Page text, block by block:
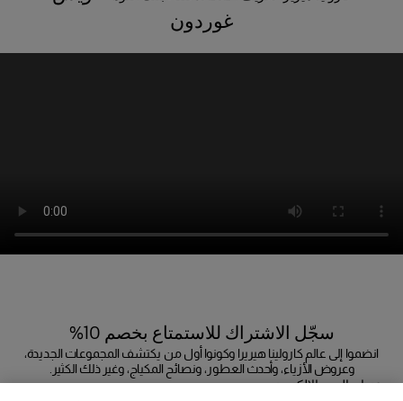
غوردون
سجّل الاشتراك للاستمتاع بخصم 10%
انضموا إلى عالم كارولينا هيريرا وكونوا أول من يكتشف المجموعات الجديدة،
وعروض الأزياء، وأحدث العطور، ونصائح المكياج، وغير ذلك الكثير.
عنوان البريد الإلكتروني